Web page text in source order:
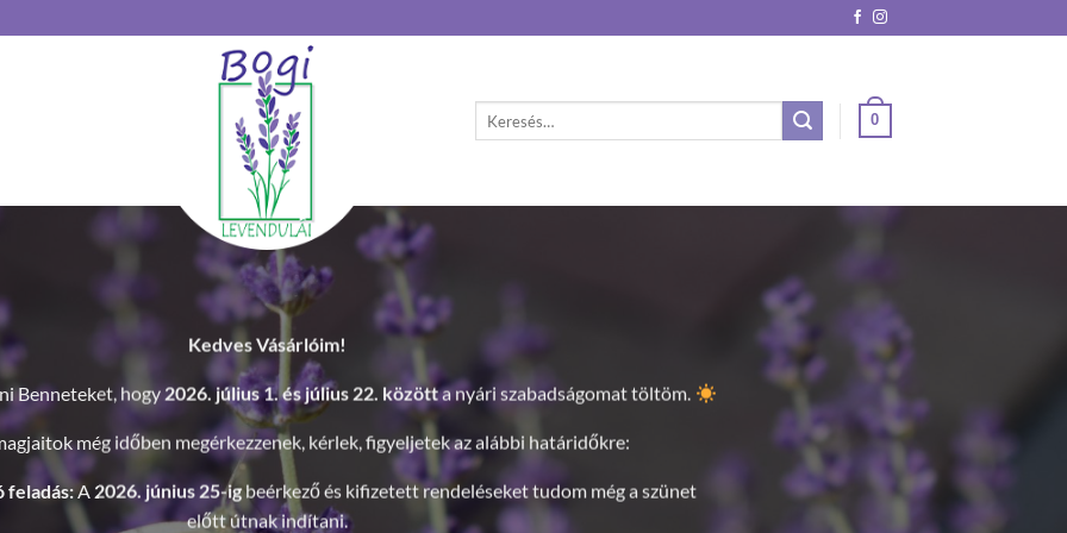
0
Újdonság a Bogi Levenduláinál: Megérkezett a Bogi Candles!
„Sokan ismertek már a pihentető levendulás és tönkölypelyvás párnáimról
cirbolyafenyő forgáccsal
töltött termékeimről. Mindig is az volt a célom, hogy
megoldásokkal tegyem szebbé és nyugodtabbá az otthonotokat.
Most egy újabb álmomat valósítottam meg: elindult a Bogi Candles
Ezentúl nemcsak a pihenésetekhez, hanem a lakás dekorálásához és az ünnepi
kínálok kézzel készült megoldásokat. Új,
100% természetes szójaviaszból